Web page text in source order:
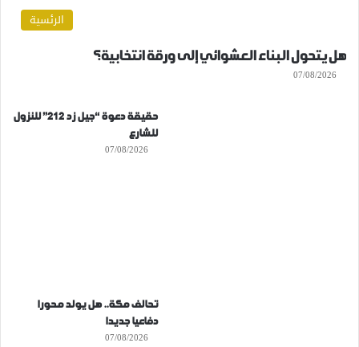
الرئسية
هل يتحول البناء العشوائي إلى ورقة انتخابية؟
07/08/2026
حقيقة دعوة “جيل زد 212” للنزول
للشارع
07/08/2026
تحالف مكة.. هل يولد محورا
دفاعيا جديدا
07/08/2026